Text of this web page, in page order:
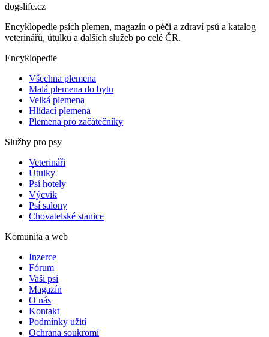
dogslife.cz
Encyklopedie psích plemen, magazín o péči a zdraví psů a katalog
veterinářů, útulků a dalších služeb po celé ČR.
Encyklopedie
Všechna plemena
Malá plemena do bytu
Velká plemena
Hlídací plemena
Plemena pro začátečníky
Služby pro psy
Veterináři
Útulky
Psí hotely
Výcvik
Psí salony
Chovatelské stanice
Komunita a web
Inzerce
Fórum
Vaši psi
Magazín
O nás
Kontakt
Podmínky užití
Ochrana soukromí